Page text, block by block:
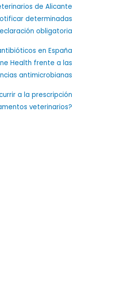
de Alicante
determinadas
obligatoria
en España
Health frente a las
antimicrobianas
a la prescripción
veterinarios?